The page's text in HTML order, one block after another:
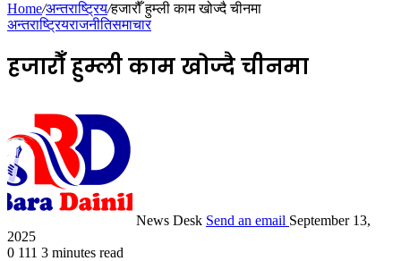
Home/अन्तराष्ट्रिय/हजारौँ हुम्ली काम खोज्दै चीनमा
अन्तराष्ट्रियराजनीतिसमाचार
हजारौँ हुम्ली काम खोज्दै चीनमा
News Desk Send an email September 13,
2025
0 111 3 minutes read